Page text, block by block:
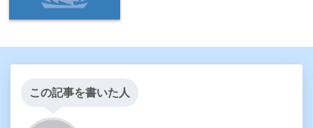
この記事を書いた人